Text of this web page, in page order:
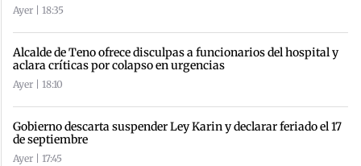
Ayer | 18:35
Alcalde de Teno ofrece disculpas a funcionarios del hospital y
aclara críticas por colapso en urgencias
Ayer | 18:10
Gobierno descarta suspender Ley Karin y declarar feriado el 17
de septiembre
Ayer | 17:45